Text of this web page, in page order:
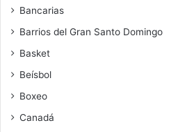
Bancarias
Barrios del Gran Santo Domingo
Basket
Beísbol
Boxeo
Canadá